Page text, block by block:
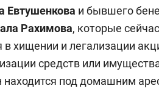
Евтушенкова и бывшего
Рахимова, которые сейчас
хищении и легализации
средств или
под домашним